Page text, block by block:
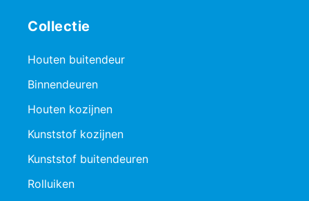
Collectie
Houten buitendeur
Binnendeuren
Houten kozijnen
Kunststof kozijnen
Kunststof buitendeuren
Rolluiken